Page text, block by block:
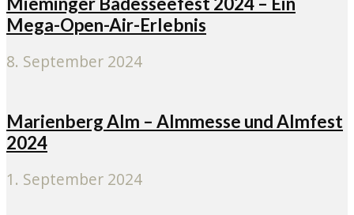
Mega-Open-Air-Erlebnis
8. September 2024
Marienberg Alm – Almmesse und Almfest
2024
1. September 2024